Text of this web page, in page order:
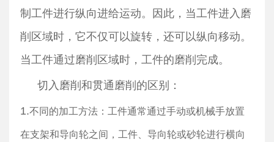
制工件进行纵向进给运动。因此，当工件进入磨
削区域时，它不仅可以旋转，还可以纵向移动。
当工件通过磨削区域时，工件的磨削完成。
切入磨削和贯通磨削的区别：
1.不同的加工方法：工件通常通过手动或机械手放置
在支架和导向轮之间，工件、导向轮或砂轮进行横向